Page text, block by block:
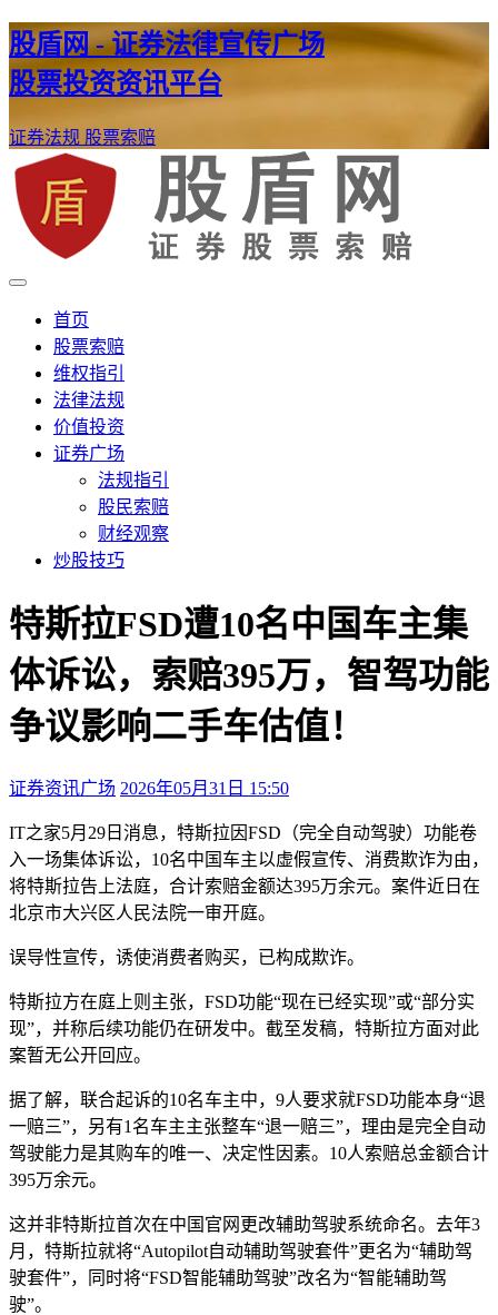
股盾网 - 证券法律宣传广场
股票投资资讯平台
证券法规 股票索赔
股盾网
证券股票维权网
首页
股票索赔
维权指引
法律法规
价值投资
证券广场
法规指引
股民索赔
财经观察
炒股技巧
特斯拉FSD遭10名中国车主集
体诉讼，索赔395万，智驾功能
争议影响二手车估值！
证券资讯广场 2026年05月31日 15:50
IT之家5月29日消息，特斯拉因FSD（完全自动驾驶）功能卷
入一场集体诉讼，10名中国车主以虚假宣传、消费欺诈为由，
将特斯拉告上法庭，合计索赔金额达395万余元。案件近日在
北京市大兴区人民法院一审开庭。
误导性宣传，诱使消费者购买，已构成欺诈。
特斯拉方在庭上则主张，FSD功能“现在已经实现”或“部分实
现”，并称后续功能仍在研发中。截至发稿，特斯拉方面对此
案暂无公开回应。
据了解，联合起诉的10名车主中，9人要求就FSD功能本身“退
一赔三”，另有1名车主主张整车“退一赔三”，理由是完全自动
驾驶能力是其购车的唯一、决定性因素。10人索赔总金额合计
395万余元。
这并非特斯拉首次在中国官网更改辅助驾驶系统命名。去年3
月，特斯拉就将“Autopilot自动辅助驾驶套件”更名为“辅助驾
驶套件”，同时将“FSD智能辅助驾驶”改名为“智能辅助驾
驶”。